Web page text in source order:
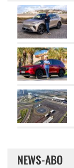
NEWS-ABO